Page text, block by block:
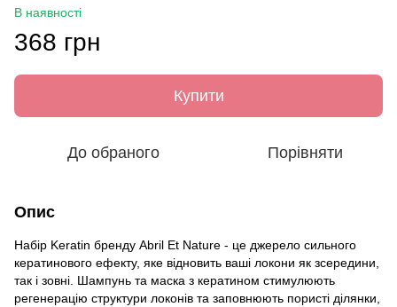
В наявності
368 грн
Купити
До обраного Порівняти
Опис
Набір Keratin бренду Abril Et Nature - це джерело сильного
кератинового ефекту, яке відновить ваші локони як зсередини,
так і зовні. Шампунь та маска з кератином стимулюють
регенерацію структури локонів та заповнюють пористі ділянки,